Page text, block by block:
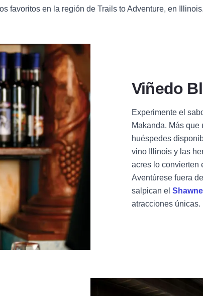
favoritos en la región de Trails to Adventure, en Illinois.
Viñedo
Experimente el
Makanda. Más
huéspedes
vino Illinois y las
acres lo convierten
Aventúrese fuera
salpican el
atracciones únicas.